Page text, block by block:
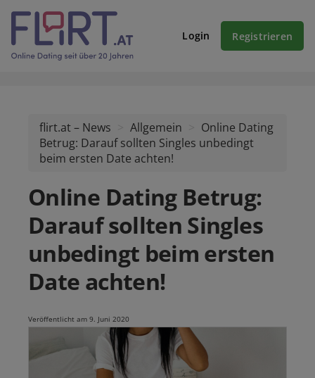
Login Registrieren
flirt.at – News Allgemein
Online Dating
Betrug: Darauf sollten Singles unbedingt
beim ersten Date achten!
Online Dating Betrug:
Darauf sollten Singles
unbedingt beim ersten
Date achten!
Veröffentlicht am 9. Juni 2020